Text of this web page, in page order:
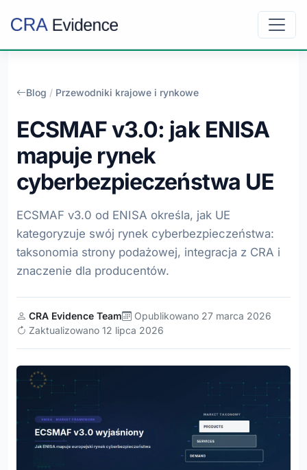
Blog / Przewodniki krajowe i rynkowe
ECSMAF v3.0: jak ENISA
mapuje rynek
cyberbezpieczeństwa UE
ECSMAF v3.0 od ENISA określa, jak UE
kategoryzuje swój rynek cyberbezpieczeństwa:
taksonomia strony podażowej, integracja z CRA i
znaczenie dla producentów.
CRA Evidence Team
Opublikowano 27 marca 2026
Zaktualizowano 12 lipca 2026